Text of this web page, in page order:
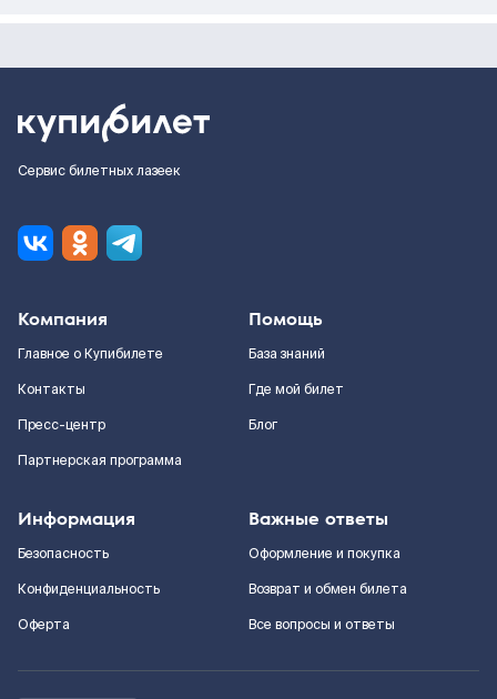
Сервис билетных лазеек
Компания
Главное о Купибилете
Контакты
Пресс-центр
Партнерская программа
Помощь
База знаний
Где мой билет
Блог
Информация
Безопасность
Конфиденциальность
Оферта
Важные ответы
Оформление и покупка
Возврат и обмен билета
Все вопросы и ответы